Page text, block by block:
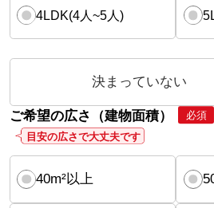
4LDK(4人~5人)
決まっていない
ご希望の広さ（建物面積）
必須
目安の広さで大丈夫です
40m²以上